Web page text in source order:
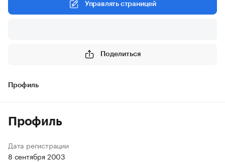
Управлять страницей
Поделиться
Профиль
Профиль
Дата регистрации
8 сентября 2003